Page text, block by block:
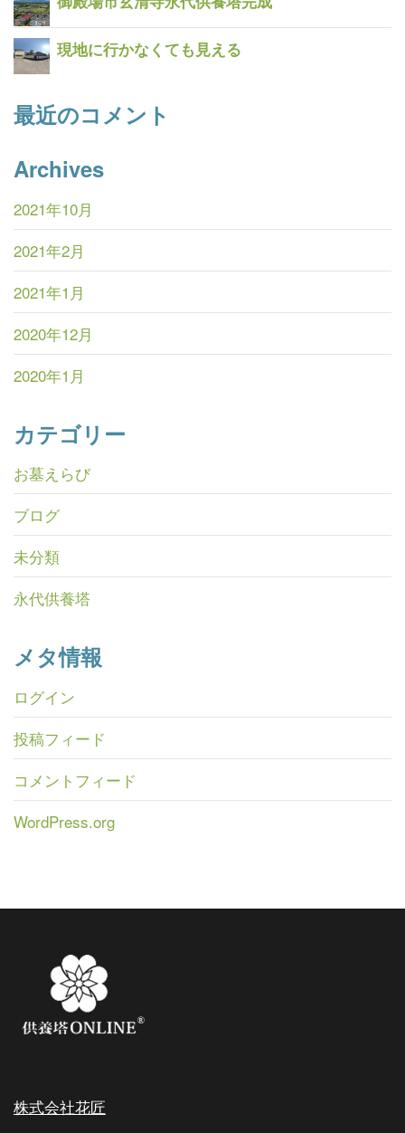
現地に行かなくても見える
最近のコメント
Archives
2021年10月
2021年2月
2021年1月
2020年12月
2020年1月
カテゴリー
お墓えらび
ブログ
未分類
永代供養塔
メタ情報
ログイン
投稿フィード
コメントフィード
WordPress.org
株式会社花匠